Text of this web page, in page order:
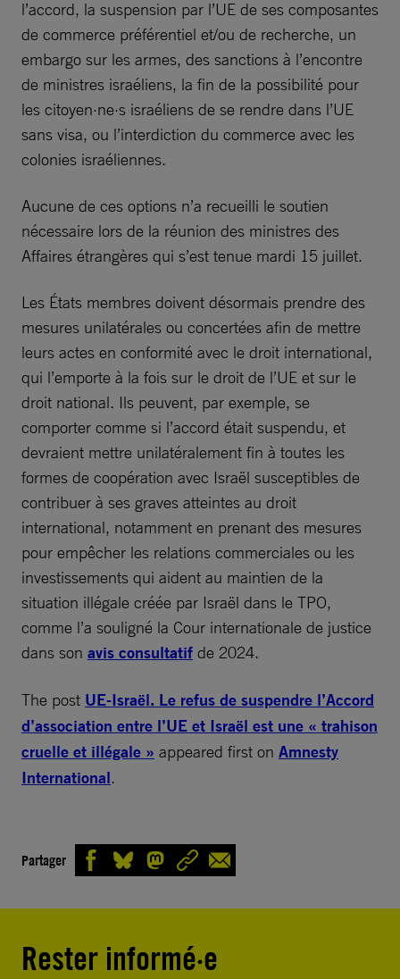
l’accord, la suspension par l’UE de ses composantes
de commerce préférentiel et/ou de recherche, un
embargo sur les armes, des sanctions à l’encontre
de ministres israéliens, la fin de la possibilité pour
les citoyen·ne·s israéliens de se rendre dans l’UE
sans visa, ou l’interdiction du commerce avec les
colonies israéliennes.
Aucune de ces options n’a recueilli le soutien
nécessaire lors de la réunion des ministres des
Affaires étrangères qui s’est tenue mardi 15 juillet.
Les États membres doivent désormais prendre des
mesures unilatérales ou concertées afin de mettre
leurs actes en conformité avec le droit international,
qui l’emporte à la fois sur le droit de l’UE et sur le
droit national. Ils peuvent, par exemple, se
comporter comme si l’accord était suspendu, et
devraient mettre unilatéralement fin à toutes les
formes de coopération avec Israël susceptibles de
contribuer à ses graves atteintes au droit
international, notamment en prenant des mesures
pour empêcher les relations commerciales ou les
investissements qui aident au maintien de la
situation illégale créée par Israël dans le TPO,
comme l’a souligné la Cour internationale de justice
dans son avis consultatif de 2024.
The post UE-Israël. Le refus de suspendre l’Accord
d’association entre l’UE et Israël est une « trahison
cruelle et illégale » appeared first on Amnesty
International.
Partager
Rester informé·e